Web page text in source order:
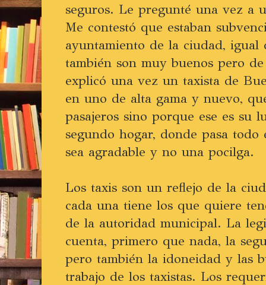
seguros. Le pregunté una vez a
Me contestó que estaban
ayuntamiento de la ciudad,
también son muy buenos pero
explicó una vez un taxista de
en uno de alta gama y nuevo,
pasajeros sino porque ese es su
segundo hogar, donde pasa
sea agradable y no una pocilga.
Los taxis son un reflejo de la
cada una tiene los que quiere
de la autoridad municipal. La
cuenta, primero que nada, la
pero también la idoneidad y las
trabajo de los taxistas. Los